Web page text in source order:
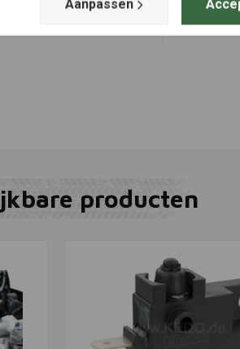
Hendel OEM
€12,95
producten
Aanpassen